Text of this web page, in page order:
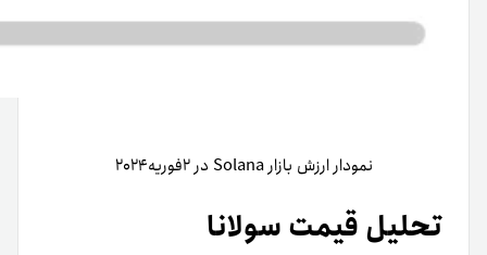
نمودار ارزش بازار Solana در ۲فوریه۲۰۲۴
تحلیل قیمت سولانا